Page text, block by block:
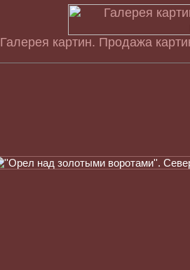
Галерея картин. Продажа